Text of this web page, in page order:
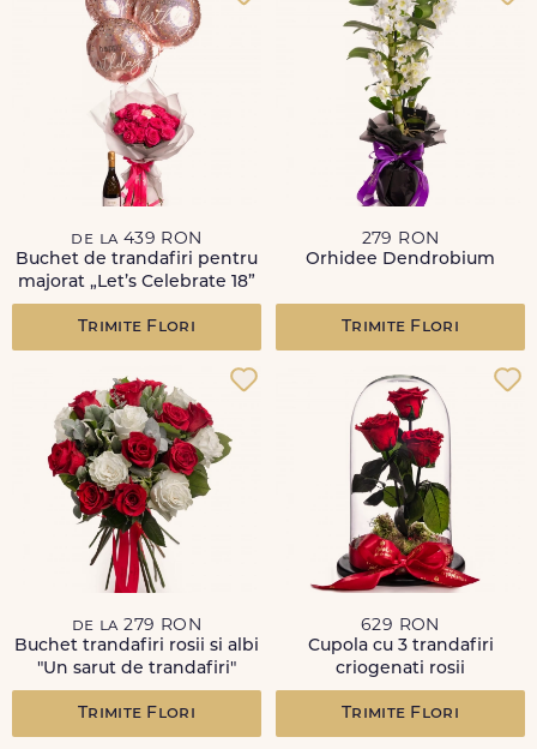
de la 439 RON
Buchet de trandafiri pentru
majorat „Let’s Celebrate 18”
Trimite Flori
279 RON
Orhidee Dendrobium
Trimite Flori
de la 279 RON
Buchet trandafiri rosii si albi
"Un sarut de trandafiri"
Trimite Flori
629 RON
Cupola cu 3 trandafiri
criogenati rosii
Trimite Flori